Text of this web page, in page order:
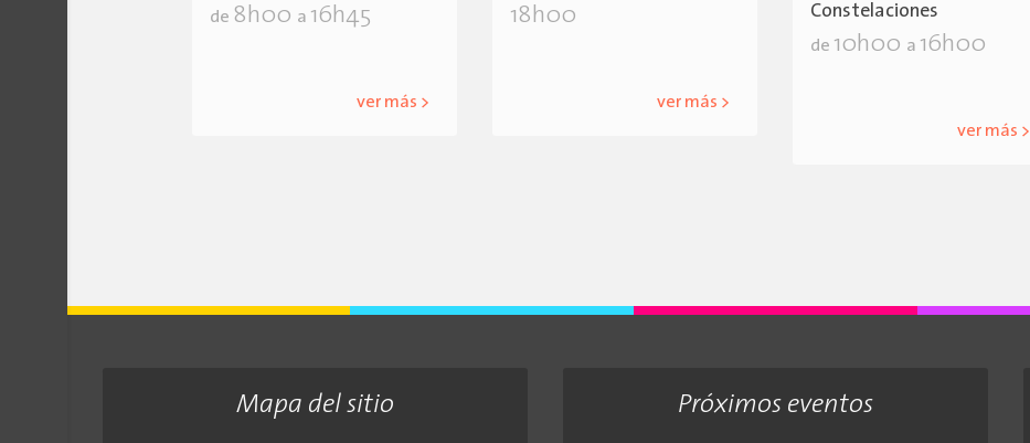
de 8h00 a 16h45
ver más >
18h00
ver más >
Constelaciones
de 10h00 a 16h00
ver más >
Mapa del sitio Próximos eventos